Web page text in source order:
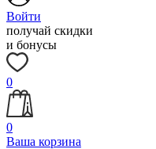
Войти
получай скидки
и бонусы
0
0
Ваша корзина